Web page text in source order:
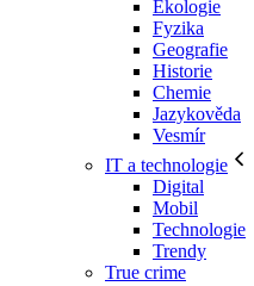
Ekologie
Fyzika
Geografie
Historie
Chemie
Jazykověda
Vesmír
IT a technologie
Digital
Mobil
Technologie
Trendy
True crime